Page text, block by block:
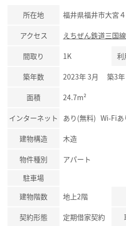
所在地 福井県福井市大宮
アクセス えちぜん鉄道三国線
間取り 1K 利
築年数 2023年 3月 築3年
面積 24.7m²
インターネット あり(無料) Wi-Fiあ
建物構造 木造
物件種別
アパート
駐車場
建物階数
地上2階
契約形態 定期借家契約